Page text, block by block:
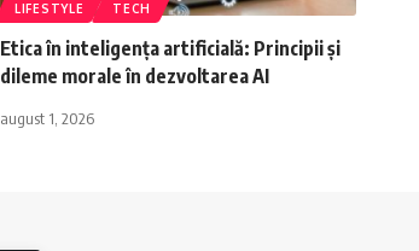
LIFESTYLE TECH
Etica în inteligența artificială: Principii și
dileme morale în dezvoltarea AI
august 1, 2026